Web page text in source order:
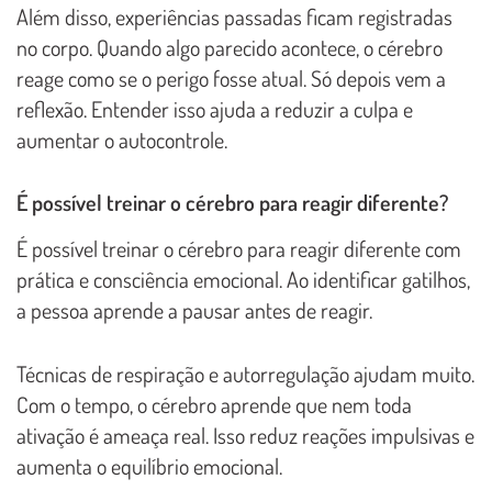
Além disso, experiências passadas ficam registradas
no corpo. Quando algo parecido acontece, o cérebro
reage como se o perigo fosse atual. Só depois vem a
reflexão. Entender isso ajuda a reduzir a culpa e
aumentar o autocontrole.
É possível treinar o cérebro para reagir diferente?
É possível treinar o cérebro para reagir diferente com
prática e consciência emocional. Ao identificar gatilhos,
a pessoa aprende a pausar antes de reagir.
Técnicas de respiração e autorregulação ajudam muito.
Com o tempo, o cérebro aprende que nem toda
ativação é ameaça real. Isso reduz reações impulsivas e
aumenta o equilíbrio emocional.